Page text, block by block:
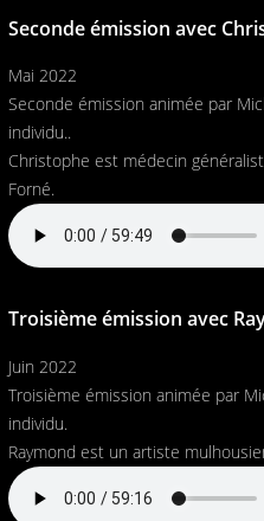
Seconde émission avec
Mai 2022
Seconde émission animée par
individu..
Christophe est médecin
Forné.
Troisième émission avec
Juin 2022
Troisième émission animée par
individu.
Raymond est un artiste